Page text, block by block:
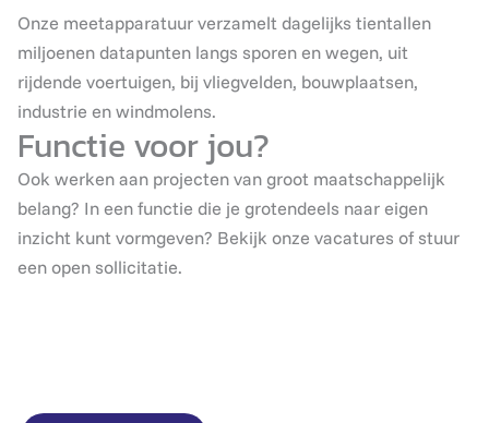
Onze meetapparatuur verzamelt dagelijks tientallen
miljoenen datapunten langs sporen en wegen, uit
rijdende voertuigen, bij vliegvelden, bouwplaatsen,
industrie en windmolens.
Functie voor jou?
Ook werken aan projecten van groot maatschappelijk
belang? In een functie die je grotendeels naar eigen
inzicht kunt vormgeven? Bekijk onze vacatures of stuur
een open sollicitatie.